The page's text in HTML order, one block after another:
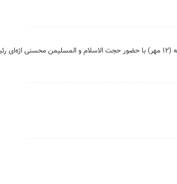
مراسم بزرگداشت آیت الله حسن زاده آملی روز دوشنبه (۱۲ مهر) با حضور حجت الاسلام و المسلیمن محسنی